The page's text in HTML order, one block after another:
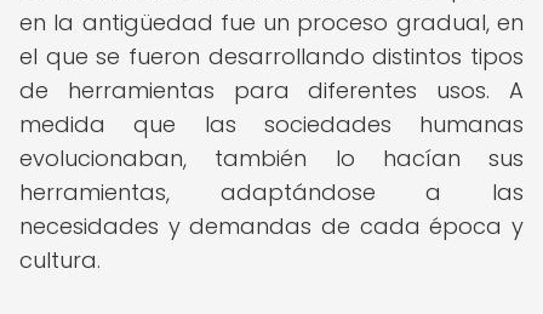
en la antigüedad fue un proceso gradual, en
el que se fueron desarrollando distintos tipos
de herramientas para diferentes usos. A
medida que las sociedades humanas
evolucionaban, también lo hacían sus
herramientas, adaptándose a las
necesidades y demandas de cada época y
cultura.